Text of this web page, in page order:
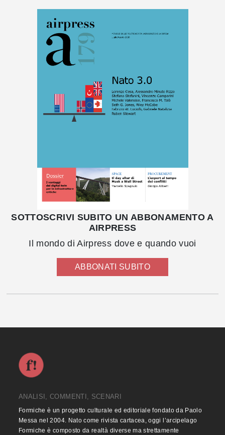
SOTTOSCRIVI SUBITO UN ABBONAMENTO A
AIRPRESS
Il mondo di Airpress dove e quando vuoi
ABBONATI SUBITO
ANALISI, COMMENTI, SCENARI
Formiche è un progetto culturale ed editoriale fondato da Paolo
Messa nel 2004. Nato come rivista cartacea, oggi l’arcipelago
Formiche è composto da realtà diverse ma strettamente